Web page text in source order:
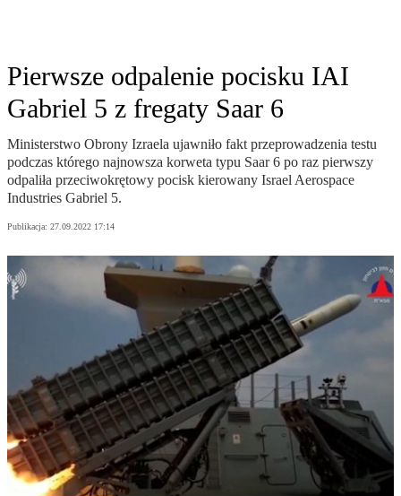
Pierwsze odpalenie pocisku IAI
Gabriel 5 z fregaty Saar 6
Ministerstwo Obrony Izraela ujawniło fakt przeprowadzenia testu
podczas którego najnowsza korweta typu Saar 6 po raz pierwszy
odpaliła przeciwokrętowy pocisk kierowany Israel Aerospace
Industries Gabriel 5.
Publikacja: 27.09.2022 17:14